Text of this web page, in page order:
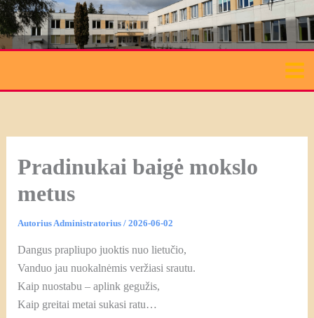
Pereiti
prie
turinio
Pradinukai baigė mokslo
metus
AutoriusAdministratorius / 2026-06-02
Dangus prapliupo juoktis nuo lietučio,
Vanduo jau nuokalnėmis veržiasi srautu.
Kaip nuostabu – aplink gegužis,
Kaip greitai metai sukasi ratu…